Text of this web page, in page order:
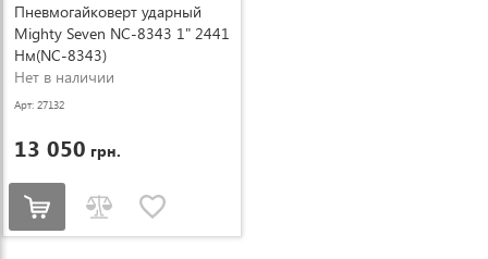
Пневмогайковерт ударный
Mighty Seven NC-8343 1" 2441
Нм(NC-8343)
Нет в наличии
Арт: 27132
13 050 грн.